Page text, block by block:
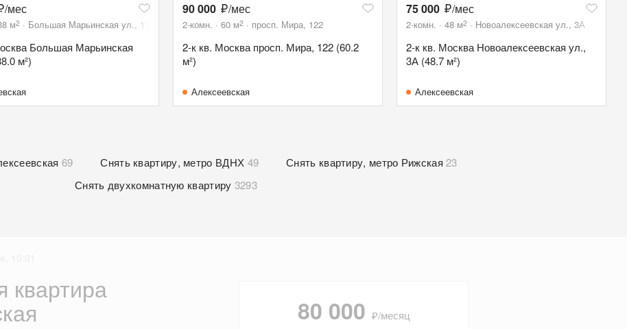
/мес
м2 Большая Марьинская ул., 17
Большая Марьинская
м²)
90 000 /мес
2-комн. 60 м2 просп. Мира, 122
2-к кв. Москва просп. Мира, 122 (60.2
м²)
Алексеевская
75 000 /мес
2-комн. 48 м2 Новоалексеевская ул., 3А
2-к кв. Москва Новоалексеевская ул.,
3А (48.7 м²)
Алексеевская
69 Снять квартиру, метро ВДНХ 49 Снять квартиру, метро Рижская 23
Снять двухкомнатную квартиру 3293
квартира
80 000 ₽/месяц